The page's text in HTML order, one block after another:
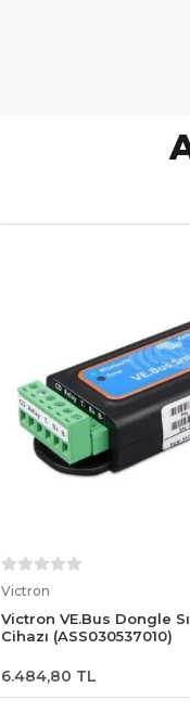
Victron
Victron VE.Bus Dongle
Cihazı (ASS030537010)
6.484,80 TL